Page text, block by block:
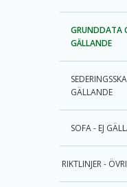
GRUNDDATA
GÄLLANDE
GÄLLANDE
SOFA - EJ
RIKTLINJER -